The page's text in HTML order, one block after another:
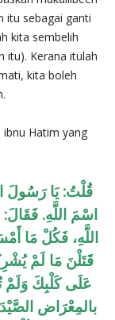
itu sebagai ganti
kita sembelih
itu). Kerana itulah
kita boleh
ibnu Hatim yang
قُلْتُ: يَا رَسُولَ
اسْمَ اللَّهِ.
اللَّهِ، فَكُلْ مَا
قَتَلْنَ مَا لَمْ
عَلَى كَلْبِكَ وَلَمْ
بالمِعْرَاض